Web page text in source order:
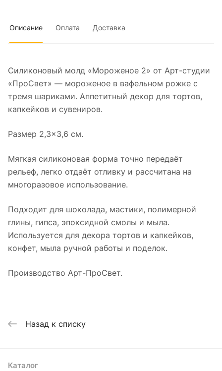
Описание Оплата Доставка
Силиконовый молд «Мороженое 2» от Арт-студии
«ПроСвет» — мороженое в вафельном рожке с
тремя шариками. Аппетитный декор для тортов,
капкейков и сувениров.
Размер 2,3×3,6 см.
Мягкая силиконовая форма точно передаёт
рельеф, легко отдаёт отливку и рассчитана на
многоразовое использование.
Подходит для шоколада, мастики, полимерной
глины, гипса, эпоксидной смолы и мыла.
Используется для декора тортов и капкейков,
конфет, мыла ручной работы и поделок.
Производство Арт-ПроСвет.
Назад к списку
Каталог